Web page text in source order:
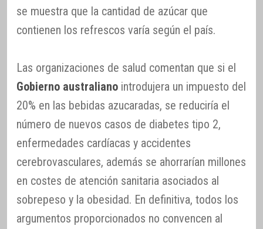
se muestra que la cantidad de azúcar que
contienen los refrescos varía según el país.
Las organizaciones de salud comentan que si el
Gobierno australiano introdujera un impuesto del
20% en las bebidas azucaradas, se reduciría el
número de nuevos casos de diabetes tipo 2,
enfermedades cardíacas y accidentes
cerebrovasculares, además se ahorrarían millones
en costes de atención sanitaria asociados al
sobrepeso y la obesidad. En definitiva, todos los
argumentos proporcionados no convencen al